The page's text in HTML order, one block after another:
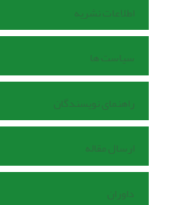
اطلاعات نشریه
سیاست ها
راهنمای نویسندگان
ارسال مقاله
داوران